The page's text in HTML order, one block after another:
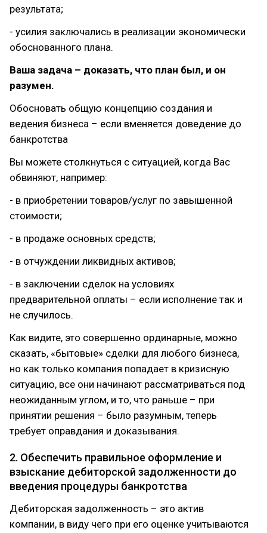
результата;
- усилия заключались в реализации экономически
обоснованного плана.
Ваша задача – доказать, что план был, и он
разумен.
Обосновать общую концепцию создания и
ведения бизнеса – если вменяется доведение до
банкротства
Вы можете столкнуться с ситуацией, когда Вас
обвиняют, например:
- в приобретении товаров/услуг по завышенной
стоимости;
- в продаже основных средств;
- в отчуждении ликвидных активов;
- в заключении сделок на условиях
предварительной оплаты – если исполнение так и
не случилось.
Как видите, это совершенно ординарные, можно
сказать, «бытовые» сделки для любого бизнеса,
но как только компания попадает в кризисную
ситуацию, все они начинают рассматриваться под
неожиданным углом, и то, что раньше – при
принятии решения – было разумным, теперь
требует оправдания и доказывания.
2. Обеспечить правильное оформление и
взыскание дебиторской задолженности до
введения процедуры банкротства
Дебиторская задолженность – это актив
компании, в виду чего при его оценке учитываются